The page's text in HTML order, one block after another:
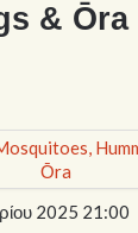
& Ōra
2025 21:00